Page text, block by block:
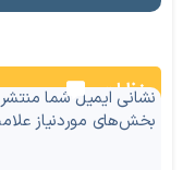
نظرات
نشانی ایمیل شما
بخش‌های موردنیاز